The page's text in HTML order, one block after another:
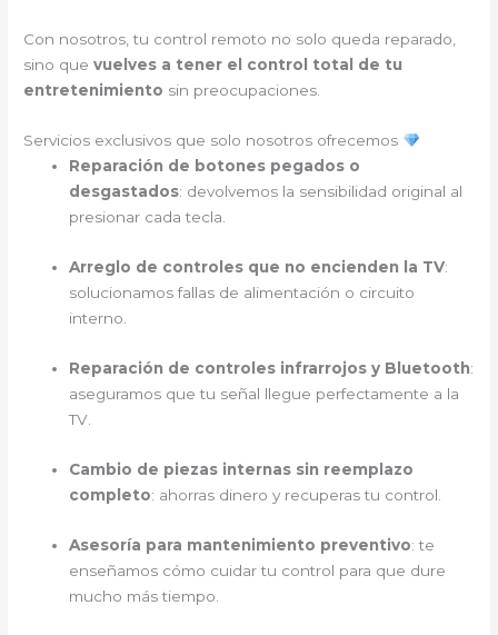
Con nosotros, tu control remoto no solo queda reparado,
sino quevuelves a tener el control total de tu
entretenimiento sin preocupaciones.
Servicios exclusivos que solo nosotros ofrecemos
Reparación de botones pegados o
desgastados: devolvemos la sensibilidad original al
presionar cada tecla.
Arreglo de controles que no encienden la TV:
solucionamos fallas de alimentación o circuito
interno.
Reparación de controles infrarrojos y Bluetooth:
aseguramos que tu señal llegue perfectamente a la
TV.
Cambio de piezas internas sin reemplazo
completo: ahorras dinero y recuperas tu control.
Asesoría para mantenimiento preventivo: te
enseñamos cómo cuidar tu control para que dure
mucho más tiempo.